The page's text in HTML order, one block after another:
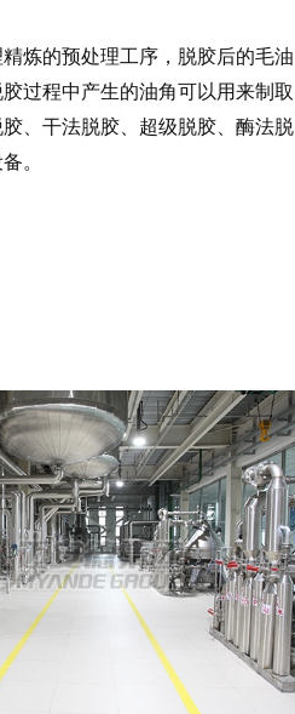
炼的预处理工序，脱胶后的毛油
过程中产生的油角可以用来制取
、干法脱胶、超级脱胶、酶法脱
。